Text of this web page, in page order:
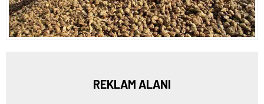
REKLAM ALANI